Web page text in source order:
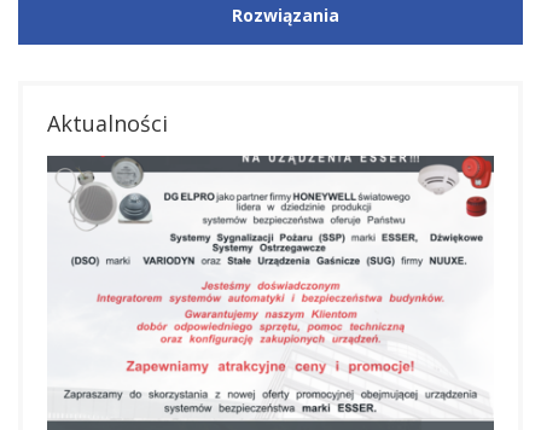
Rozwiązania
Aktualności